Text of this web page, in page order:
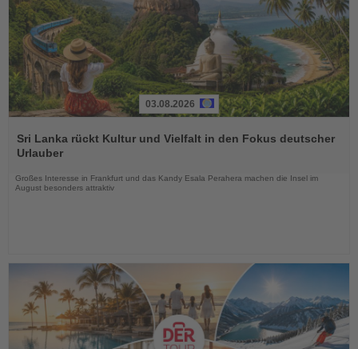
Sie
die
03.08.2026
Sri Lanka rückt Kultur und Vielfalt in den Fokus deutscher
Urlauber
Großes Interesse in Frankfurt und das Kandy Esala Perahera machen die Insel im
August besonders attraktiv